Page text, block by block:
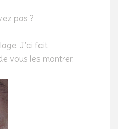
pas ?
J’ai fait
vous les montrer.